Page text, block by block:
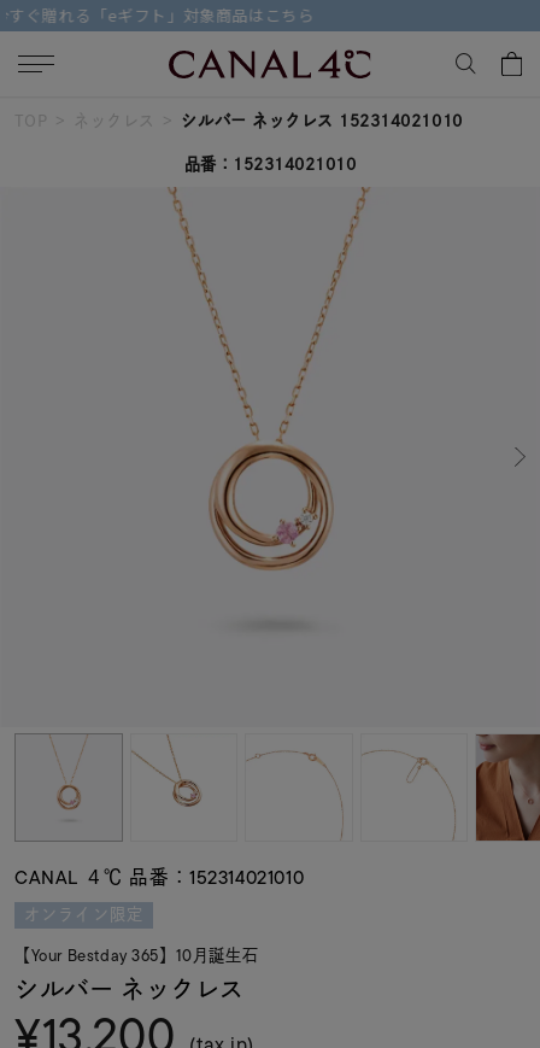
【価格改定のお知らせ 8月17日(月)より 】
キーワードで検索する
人気検索キーワード
#ペア #ダイヤモンド ネックレス
#くまのプーさん
誕生石
石の色
ファッションテイス
ト
TOP ネックレス シルバー ネックレス 152314021010
品番：152314021010
CANAL ４℃ 品番：152314021010
オンライン限定
【Your Bestday 365】10月誕生石
シルバー ネックレス